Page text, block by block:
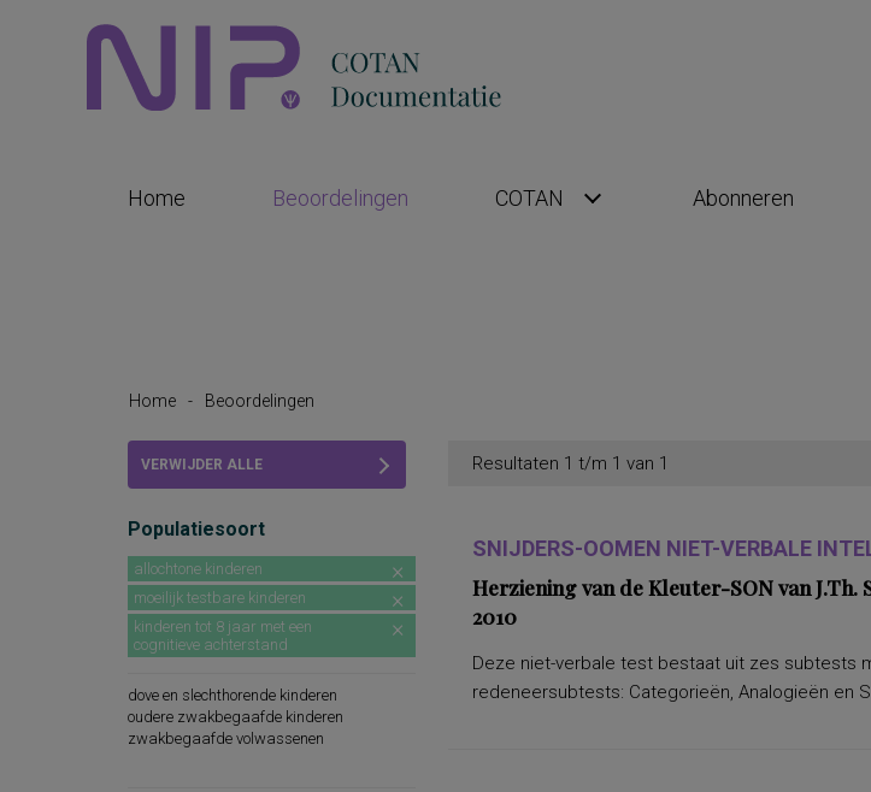
Home Beoordelingen COTAN Abonneren
Home - Beoordelingen
VERWIJDER ALLE
Populatiesoort
allochtone kinderen
moeilijk testbare kinderen
kinderen tot 8 jaar met een
cognitieve achterstand
dove en slechthorende kinderen
oudere zwakbegaafde kinderen
zwakbegaafde volwassenen
Resultaten 1 t/m 1 van 1
SNIJDERS-OOMEN NIET-VERBALE
Herziening van de Kleuter-SON van
2010
Deze niet-verbale test bestaat uit zes subtests
redeneersubtests: Categorieën, Analogieën en